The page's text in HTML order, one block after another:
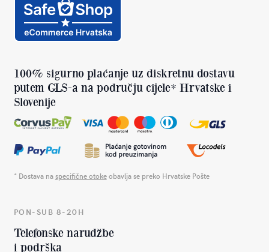
100% sigurno plaćanje uz diskretnu dostavu
putem GLS-a na području cijele* Hrvatske i
Slovenije
* Dostava naspecifične otokeobavlja se preko Hrvatske Pošte
PON-SUB 8-20H
Telefonske narudžbe
i podrška